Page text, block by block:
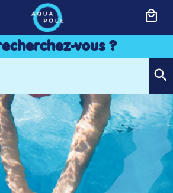
cookies
vous ?